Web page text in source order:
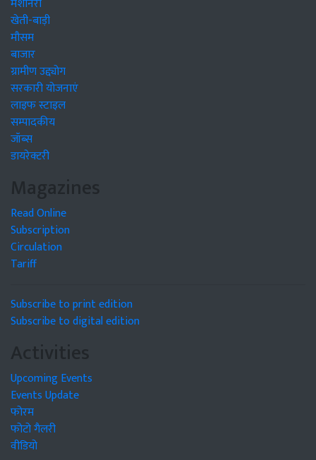
खेती-बाड़ी
मौसम
बाजार
ग्रामीण उद्द्योग
सरकारी योजनाएं
लाइफ स्टाइल
सम्पादकीय
जॉब्स
डायरेक्टरी
Magazines
Read Online
Subscription
Circulation
Tariff
Subscribe to print edition
Subscribe to digital edition
Activities
Upcoming Events
Events Update
फोरम
फोटो गैलरी
वीडियो